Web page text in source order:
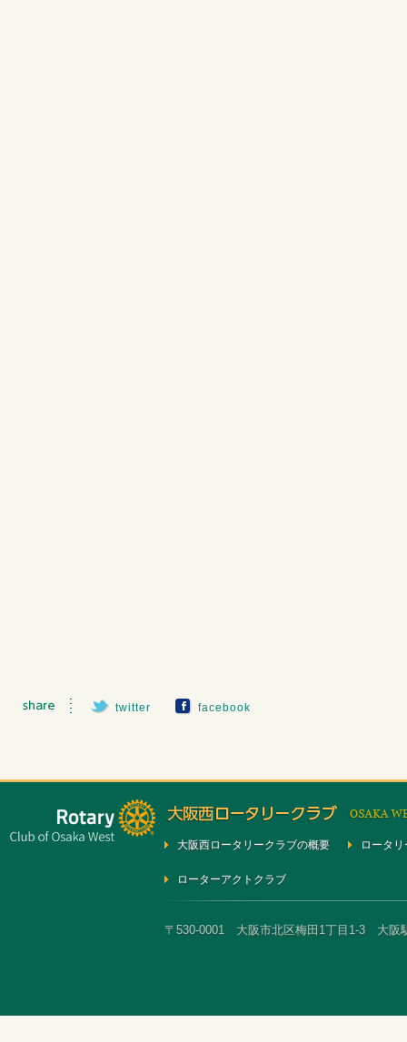
twitter facebook
大阪西ロータリークラブの概要 ロータ
ローターアクトクラブ
〒530-0001 大阪市北区梅田1丁目1-3 大阪